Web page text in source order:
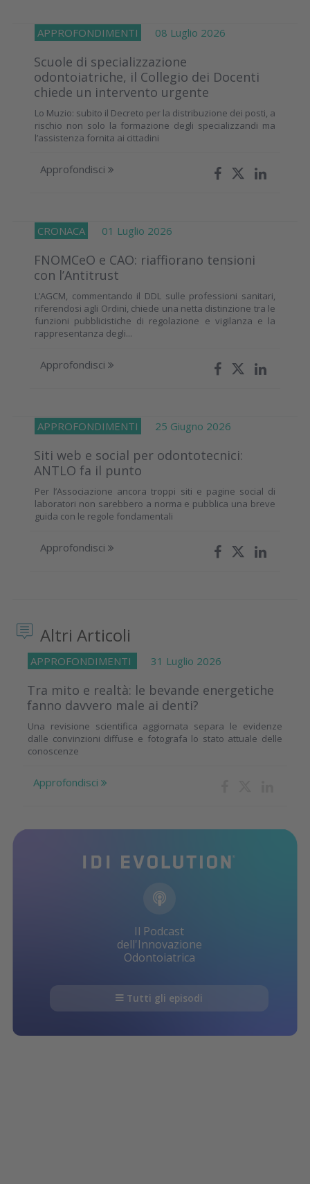
APPROFONDIMENTI 08 Luglio 2026
Scuole di specializzazione
odontoiatriche, il Collegio dei Docenti
chiede un intervento urgente
Lo Muzio: subito il Decreto per la distribuzione dei posti, a
rischio non solo la formazione degli specializzandi ma
l’assistenza fornita ai cittadini
Approfondisci
CRONACA 01 Luglio 2026
FNOMCeO e CAO: riaffiorano tensioni
con l’Antitrust
L’AGCM, commentando il DDL sulle professioni sanitari,
riferendosi agli Ordini, chiede una netta distinzione tra le
funzioni pubblicistiche di regolazione e vigilanza e la
rappresentanza degli...
Approfondisci
APPROFONDIMENTI 25 Giugno 2026
Siti web e social per odontotecnici:
ANTLO fa il punto
Per l’Associazione ancora troppi siti e pagine social di
laboratori non sarebbero a norma e pubblica una breve
guida con le regole fondamentali
Approfondisci
Altri Articoli
APPROFONDIMENTI 31 Luglio 2026
Tra mito e realtà: le bevande energetiche
fanno davvero male ai denti?
Una revisione scientifica aggiornata separa le evidenze
dalle convinzioni diffuse e fotografa lo stato attuale delle
conoscenze
Approfondisci
Il Podcast
dell'Innovazione
Odontoiatrica
Tutti gli episodi